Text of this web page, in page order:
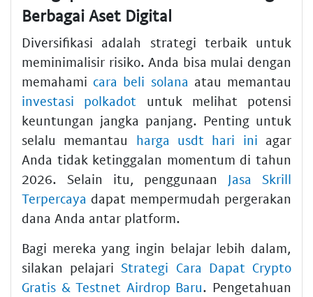
Berbagai Aset Digital
Diversifikasi adalah strategi terbaik untuk
meminimalisir risiko. Anda bisa mulai dengan
memahami cara beli solana atau memantau
investasi polkadot untuk melihat potensi
keuntungan jangka panjang. Penting untuk
selalu memantau harga usdt hari ini agar
Anda tidak ketinggalan momentum di tahun
2026. Selain itu, penggunaan Jasa Skrill
Terpercaya dapat mempermudah pergerakan
dana Anda antar platform.
Bagi mereka yang ingin belajar lebih dalam,
silakan pelajariStrategi Cara Dapat Crypto
Gratis & Testnet Airdrop Baru. Pengetahuan